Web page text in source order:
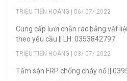
TRIỆU TIẾN HOÀNG | 06/ 07/ 2022
Cung cấp lưới chắn rác bằng vật
theo yêu cầu || LH: 0353842797
TRIỆU TIẾN HOÀNG | 03/ 07/ 2022
Tấm sàn FRP chống cháy nổ ||